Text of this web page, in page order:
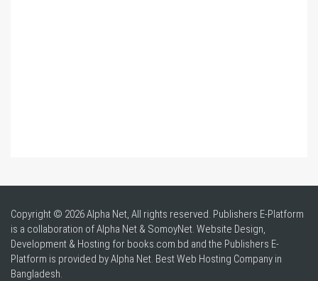
Copyright © 2026 Alpha Net, All rights reserved. Publishers E-Platform
is a collaboration of Alpha Net & SomoyNet. Website Design,
Development & Hosting for books.com.bd and the Publishers E-
Platform is provided by Alpha Net. BestWeb Hosting Company in
Bangladesh.